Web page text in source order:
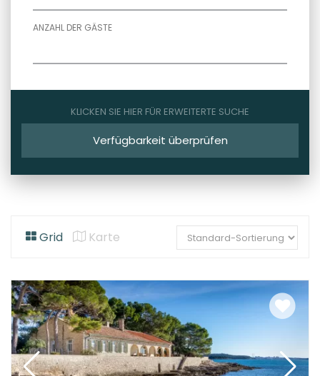
ANZAHL DER GÄSTE
KLICKEN SIE HIER FÜR ERWEITERTE SUCHE
Verfügbarkeit überprüfen
Grid Karte